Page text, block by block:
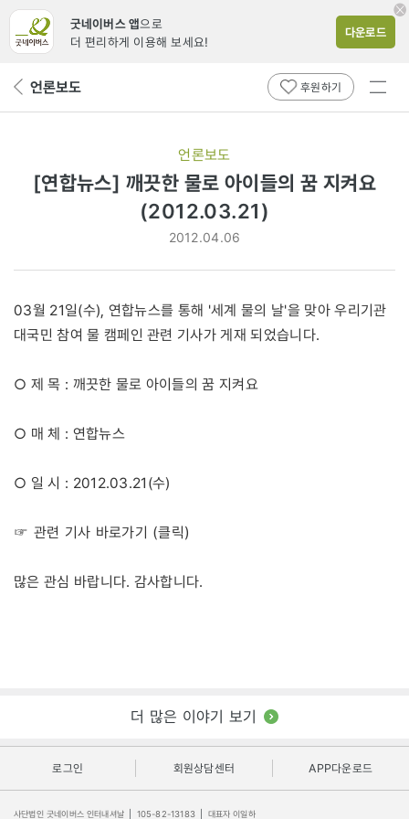
굿네이버스 앱으로
더 편리하게 이용해 보세요!
다운로드
뒤 언론보도 후원하기
전체
언론보도
[연합뉴스] 깨끗한 물로 아이들의 꿈 지켜요
(2012.03.21)
2012.04.06
03월 21일(수), 연합뉴스를 통해 '세계 물의 날'을 맞아 우리기관
대국민 참여 물 캠페인 관련 기사가 게재 되었습니다.
○ 제 목 : 깨끗한 물로 아이들의 꿈 지켜요
○ 매 체 : 연합뉴스
○ 일 시 : 2012.03.21(수)
☞ 관련 기사 바로가기 (클릭)
많은 관심 바랍니다. 감사합니다.
더 많은 이야기 보기
로그인 회원상담센터 APP다운로드
사단법인 굿네이버스 인터내셔날 105-82-13183 대표자 이일하